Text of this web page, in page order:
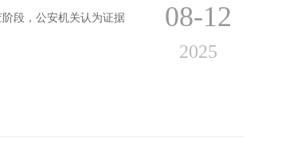
段，公安机关认为证据
08-12
2025